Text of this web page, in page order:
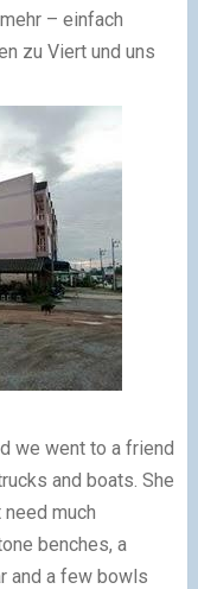
– einfach
zu Viert und uns
we went to a friend
and boats. She
much
benches, a
and a few bowls